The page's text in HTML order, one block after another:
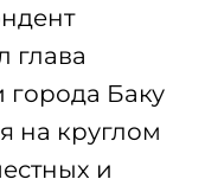
глава
города Баку
на круглом
и